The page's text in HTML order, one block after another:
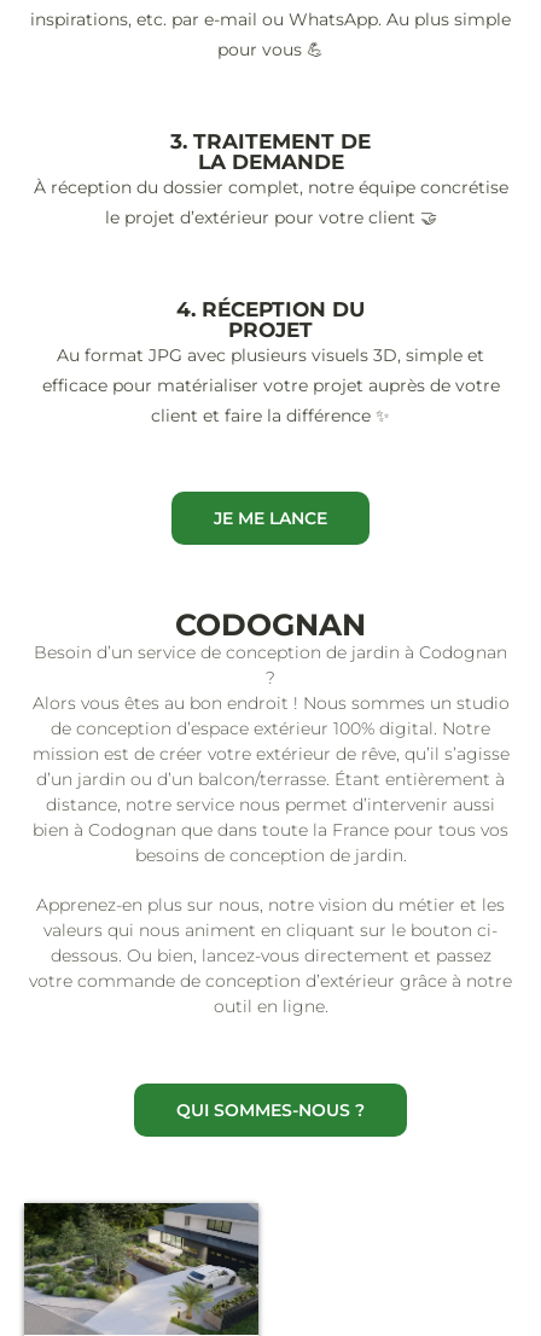
inspirations, etc. par e-mail ou WhatsApp. Au plus simple
pour vous 💪
3. TRAITEMENT DE
LA DEMANDE
À réception du dossier complet, notre équipe concrétise
le projet d’extérieur pour votre client 🤝
4. RÉCEPTION DU
PROJET
Au format JPG avec plusieurs visuels 3D, simple et
efficace pour matérialiser votre projet auprès de votre
client et faire la différence ✨
JE ME LANCE
CODOGNAN
Besoin d’un service de conception de jardin à Codognan
?
Alors vous êtes au bon endroit ! Nous sommes un studio
de conception d’espace extérieur 100% digital. Notre
mission est de créer votre extérieur de rêve, qu’il s’agisse
d’un jardin ou d’un balcon/terrasse. Étant entièrement à
distance, notre service nous permet d’intervenir aussi
bien à Codognan que dans toute la France pour tous vos
besoins de conception de jardin.
Apprenez-en plus sur nous, notre vision du métier et les
valeurs qui nous animent en cliquant sur le bouton ci-
dessous. Ou bien, lancez-vous directement et passez
votre commande de conception d’extérieur grâce à notre
outil en ligne.
QUI SOMMES-NOUS ?